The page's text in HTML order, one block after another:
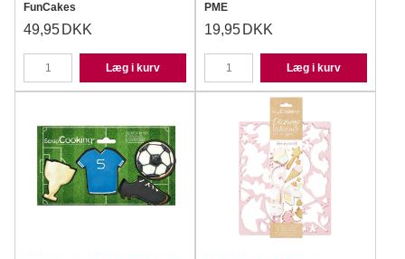
FunCakes
49,95 DKK
Læg i kurv
PME
19,95 DKK
Læg i kurv